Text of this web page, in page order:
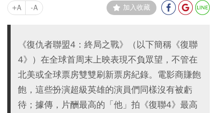
+A -A 加入收藏
《復仇者聯盟4：終局之戰》（以下簡稱《復聯
4》）在全球首周末上映表現不負眾望，不管在
北美或全球票房雙雙刷新票房紀錄。電影商賺飽
飽，這些扮演超級英雄的演員們同樣沒有被虧
待；據傳，片酬最高的「他」拍《復聯4》最高